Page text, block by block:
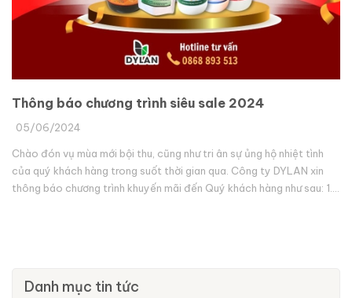
Thông báo chương trình siêu sale 2024
05/06/2024
Chào đón vụ mùa mới bội thu, cũng như tri ân sự ủng hộ nhiệt tình
của quý khách hàng trong suốt thời gian qua. Công ty DYLAN xin
thông báo chương trình khuyến mãi đến Quý khách hàng như sau: 1.
Danh mục tin tức